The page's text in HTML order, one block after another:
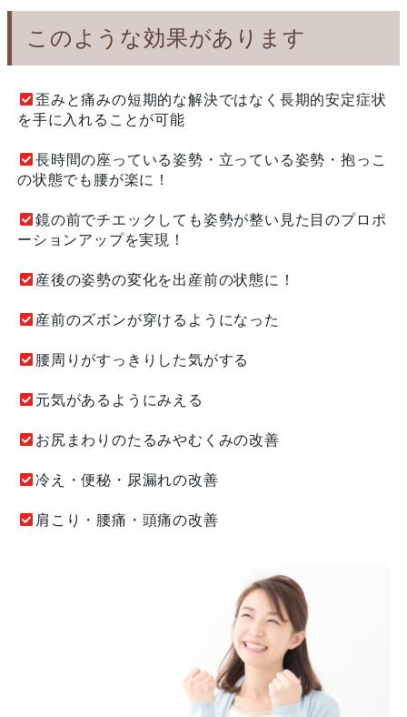
このような効果があります
歪みと痛みの短期的な解決ではなく長期的安定症状
を手に入れることが可能
長時間の座っている姿勢・立っている姿勢・抱っこ
の状態でも腰が楽に！
鏡の前でチエックしても姿勢が整い見た目のプロポ
ーションアップを実現！
産後の姿勢の変化を出産前の状態に！
産前のズボンが穿けるようになった
腰周りがすっきりした気がする
元気があるようにみえる
お尻まわりのたるみやむくみの改善
冷え・便秘・尿漏れの改善
肩こり・腰痛・頭痛の改善